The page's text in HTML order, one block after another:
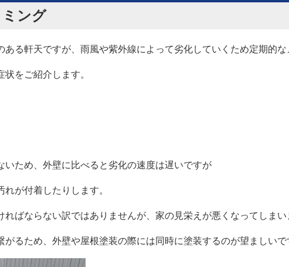
ング
る軒天ですが、雨風や紫外線によって劣化していくため定期的な
をご紹介します。
いため、外壁に比べると劣化の速度は遅いですが
が付着したりします。
ばならない訳ではありませんが、家の見栄えが悪くなってしまい
るため、外壁や屋根塗装の際には同時に塗装するのが望ましいで